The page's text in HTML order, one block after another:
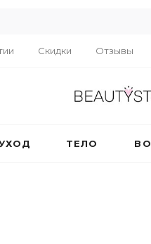
Скидки Отзывы
ТЕЛО